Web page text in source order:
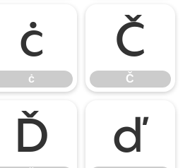
ċ
ċ
Č
Č
Ď ď